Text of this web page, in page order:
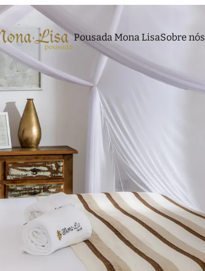
Pousada Mona LisaSobre nós